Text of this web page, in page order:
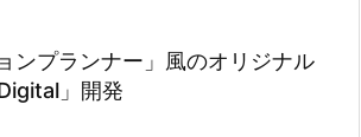
ンプランナー」風のオリジナル
」開発